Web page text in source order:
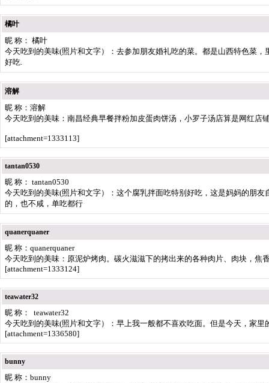
橘叶
昵 称： 橘叶
今天吃到的美味(照片和文字）：去参加朋友婚礼吃的菜。都是山西特色菜
好吃.
溶解
昵 称：溶解
今天吃到的美味：南昌经典早餐拌粉加皮蛋肉饼汤，小罗子汤店算是网红店
[attachment=1333113]
tantan0530
昵 称： tantan0530
今天吃到的美味(照片和文字）：这个腐乳拌面吃特别好吃，这是妈妈的朋
的，也不咸，单吃都行
quanerquaner
昵 称：quanerquaner
今天吃到的美味：原泥炉烤肉。碳火滋滋下的拷出来的各种肉片、肉块，
[attachment=1333124]
teawater32
昵 称： teawater32
今天吃到的美味(照片和文字）：早上我一般都不喜欢吃面。但是今天，家
[attachment=1336580]
bunny
昵 称：bunny